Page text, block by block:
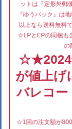
ットは『定形外郵
『ゆうパック』は
以上なら送料無料
☆LPとEPの同梱も
の
☆★2024
が値上げ
バレコー
☆1回の注文額が